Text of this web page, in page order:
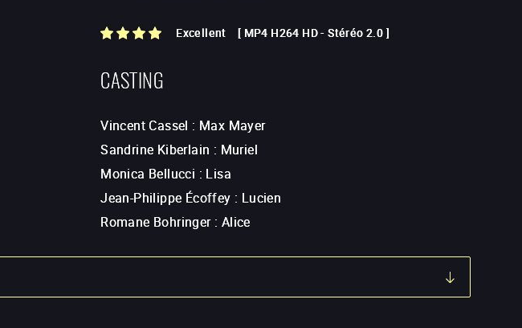
Excellent [ MP4 H264 HD-Stéréo 2.0 ]
CASTING
Vincent Cassel : Max Mayer
Sandrine Kiberlain : Muriel
Monica Bellucci : Lisa
Jean-Philippe Écoffey : Lucien
Romane Bohringer: Alice